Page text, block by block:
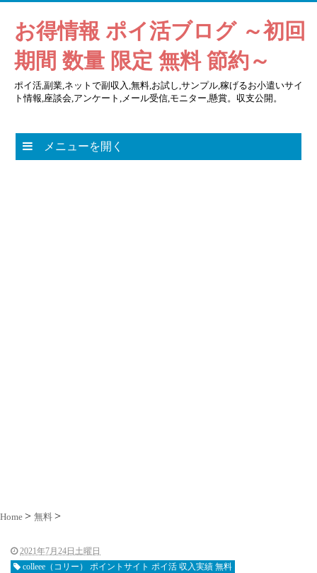
お得情報 ポイ活ブログ ～初回
期間 数量 限定 無料 節約～
ポイ活,副業,ネットで副収入,無料,お試し,サンプル,稼げるお小遣いサイ
ト情報,座談会,アンケート,メール受信,モニター,懸賞。収支公開。
メニューを開く
Home 無料
2021年7月24日土曜日
colleee（コリー） ポイントサイト ポイ活 収入実績 無料